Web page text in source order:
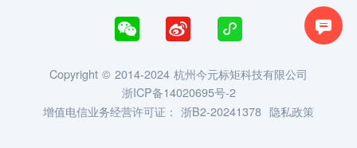

  
Copyright © 2014-2024 杭州今元标矩科技有限公司
浙ICP备14020695号-2
增值电信业务经营许可证： 浙B2-20241378 隐私政策